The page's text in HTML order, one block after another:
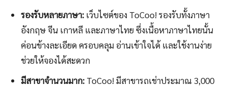
รองรับหลายภาษา: เว็บไซต์ของ ToCoo! รองรับทั้งภาษา
อังกฤษ จีน เกาหลี และภาษาไทย ซึ่งเนื้อหาภาษาไทยนั้น
ค่อนข้างละเอียด ครอบคลุม อ่านเข้าใจได้ และใช้งานง่าย
ช่วยให้จองได้สะดวก
มีสาขาจำนวนมาก: ToCoo! มีสาขารถเช่าประมาณ 3,000